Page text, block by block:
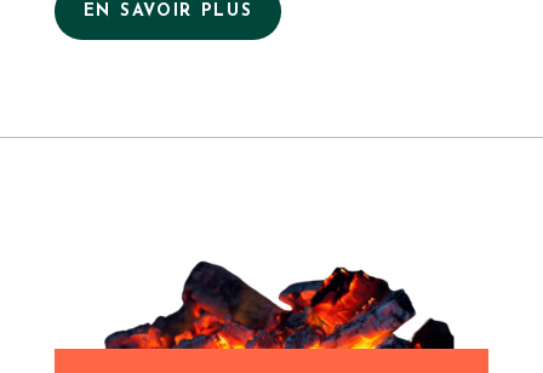
EN SAVOIR PLUS